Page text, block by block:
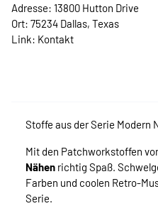
Adresse: 13800 Hutton Drive
Ort: 75234 Dallas, Texas
Link: Kontakt
Stoffe aus der Serie Modern
Mit den Patchworkstoffen
Nähen richtig Spaß.
Farben und coolen Retro-
Serie.